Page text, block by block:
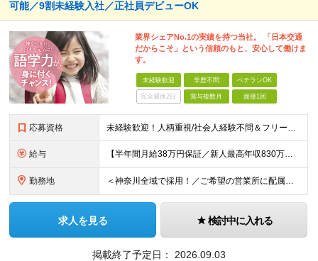
可能／9割未経験入社／正社員デビューOK
業界シェアNo.1の実績を持つ当社。 「日本交通
だからこそ」という信頼のもと、安心して働けま
す。
未経験歓迎 学歴不問 ベテランOK
完全週休2日 賞与複数月 面接1回
応募資格 未経験歓迎！人柄重視/社会人経験不問＆フリーターもOK ■普通自動車免許（AT限定可）を取得して1年以上経過している方 ※前職・学歴・ブランク・転職回数などは一切不問です。 <2種免許取得代は全額
給与 【半年間月給38万円保証／新人最高年収830万円／賞与年2回／給料控除を100%撤廃】 6ヶ月間、月給38万円保証＋歩合給＋賞与年2回（川崎／保土ヶ谷／戸塚） ◆保証額を超える売上時は上乗せした給与
勤務地 ＜神奈川全域で採用！／ご希望の営業所に配属＞◎転居を伴う転勤なし！◎U・Iターン歓迎！◎マイカー通勤OK（駐車場完備） 神奈川全域に6拠点（★希望の営業所に配属） ■本社：横浜市戸塚区名瀬町1152
求人を見る 検討中に入れる
掲載終了予定日： 2026.09.03